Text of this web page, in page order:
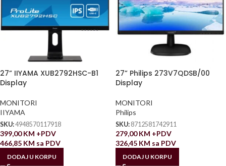
27” IIYAMA XUB2792HSC-B1
Display
MONITORI
IIYAMA
SKU:4948570117918
399,00KM +PDV
466,85 KM sa PDV
DODAJ U KORPU
27” Philips 273V7QDSB/00
Display
MONITORI
Philips
SKU: 8712581742911
279,00KM +PDV
326,45 KM sa PDV
DODAJ U KORPU